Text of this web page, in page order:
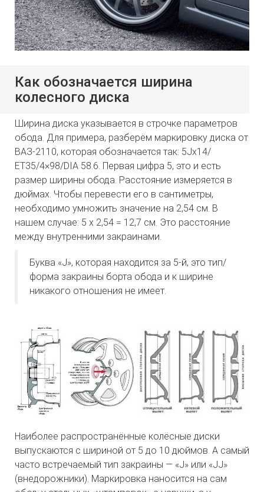
Как обозначается ширина
колесного диска
Ширина диска указывается в строчке параметров
обода. Для примера, разберём маркировку диска от
ВАЗ-2110, которая обозначается так: 5Jx14/
ЕT35/4×98/DIA 58.6. Первая цифра 5, это и есть
размер ширины обода. Расстояние измеряется в
дюймах. Чтобы перевести его в сантиметры,
необходимо умножить значение на 2,54 см. В
нашем случае: 5 х 2,54 = 12,7 см. Это расстояние
между внутренними закраинами.
Буква «J», которая находится за 5-й, это тип/
форма закраины борта обода и к ширине
никакого отношения не имеет.
Наиболее распространённые колёсные диски
выпускаются с шириной от 5 до 10 дюймов. А самый
часто встречаемый тип закраины — «J» или «JJ»
(внедорожники). Маркировка наносится на сам